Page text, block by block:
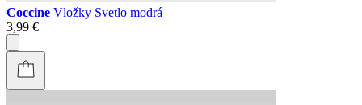
Coccine Vložky Svetlo modrá
3,99 €